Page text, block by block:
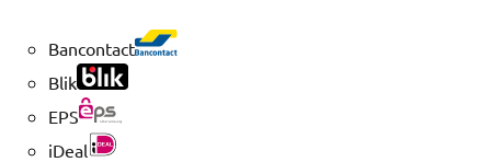
Bancontact
Blik
EPS
iDeal